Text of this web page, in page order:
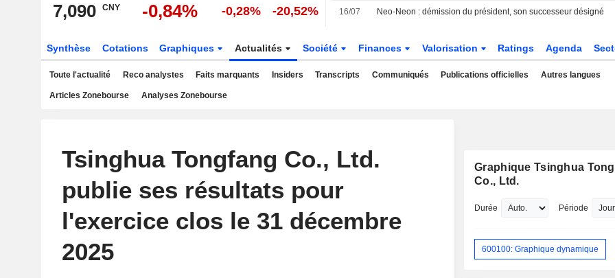
7,090 CNY -0,84% -0,28% -20,52% 16/07 Neo-Neon : démission du président, son successeur désigné
Synthèse Cotations Graphiques Actualités Société Finances Valorisation Ratings Agenda
Toute l'actualité Reco analystes Faits marquants Insiders Transcripts Communiqués Publications officielles Autres langues
Articles Zonebourse Analyses Zonebourse
Tsinghua Tongfang Co., Ltd.
publie ses résultats pour
l'exercice clos le 31 décembre
2025
Graphique Tsinghua
Co., Ltd.
Durée Période
600100: Graphique dynamique